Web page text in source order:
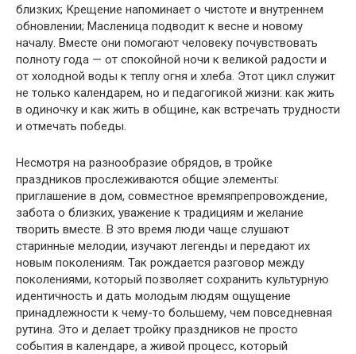
близких; Крещение напоминает о чистоте и внутреннем
обновлении; Масленица подводит к весне и новому
началу. Вместе они помогают человеку почувствовать
полноту года — от спокойной ночи к великой радости и
от холодной воды к теплу огня и хлеба. Этот цикл служит
не только календарем, но и педагогикой жизни: как жить
в одиночку и как жить в общине, как встречать трудности
и отмечать победы.
Несмотря на разнообразие обрядов, в тройке
праздников прослеживаются общие элементы:
приглашение в дом, совместное времяпрепровождение,
забота о близких, уважение к традициям и желание
творить вместе. В это время люди чаще слушают
старинные мелодии, изучают легенды и передают их
новым поколениям. Так рождается разговор между
поколениями, который позволяет сохранить культурную
идентичность и дать молодым людям ощущение
принадлежности к чему-то большему, чем повседневная
рутина. Это и делает тройку праздников не просто
события в календаре, а живой процесс, который